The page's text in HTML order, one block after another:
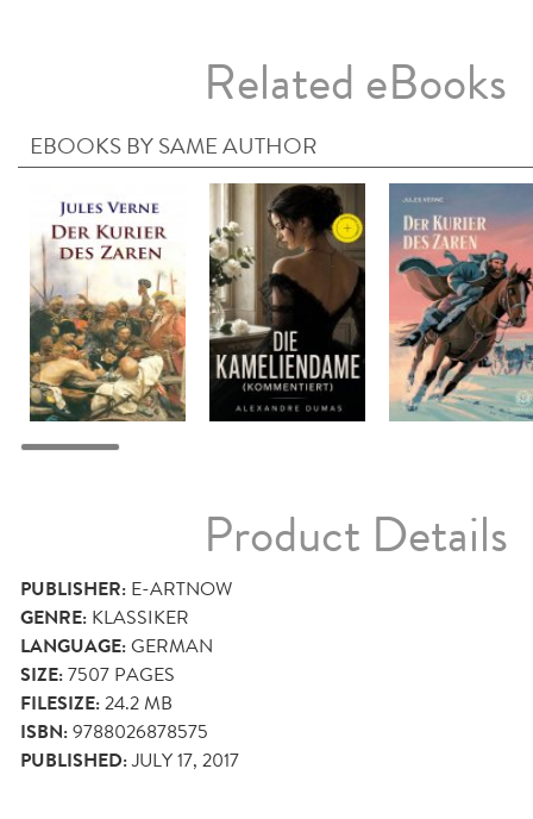
Related eBooks
EBOOKS BY SAME AUTHOR
Product Details
PUBLISHER: E-ARTNOW
GENRE: KLASSIKER
LANGUAGE:GERMAN
SIZE:7507 PAGES
FILESIZE:24.2 MB
ISBN:9788026878575
PUBLISHED:JULY 17, 2017